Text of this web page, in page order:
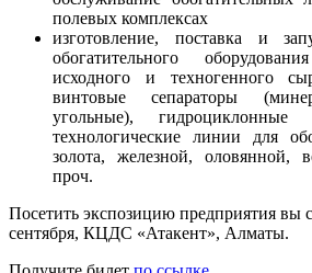
полевых комплексах
изготовление, поставка и
обогатительного
исходного и техногенного
винтовые сепараторы
угольные), гидроциклонные
технологические линии для
золота, железной, оловянной,
проч.
Посетить экспозицию предприятия вы
сентября, КЦДС «Атакент», Алматы.